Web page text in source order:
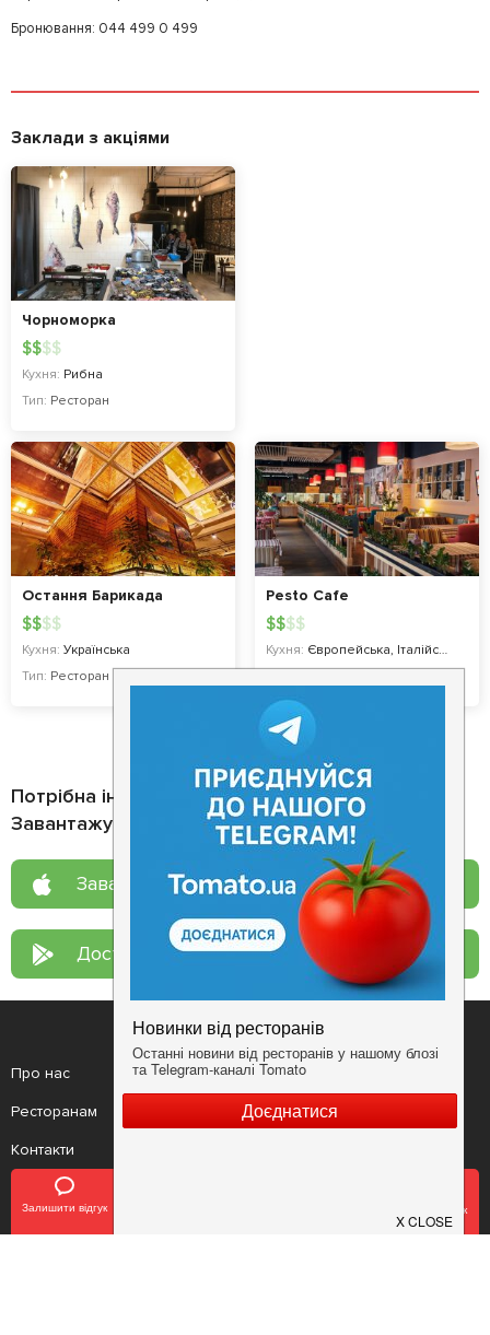
Залишити відгук Забронировать столик
Бронювання: 044 499 0 499
Заклади з акціями
Чорноморка
Кухня: Рибна
Тип: Ресторан
$$$$
Остання Барикада
Кухня: Українська
Тип: Ресторан
$$$$
Pesto Cafe
Кухня: Європейська, Італійська
$$$$
Потрібна інформація про заклад?
Завантажуйте додаток!
Завантажте у App Store
Доступно у Google Play
Про нас
Ресторанам
Контакти
Куди піти
Рецепт дня
Новини